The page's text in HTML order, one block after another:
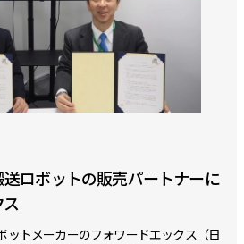
ロボットの販売パートナーに
ットメーカーのフォワードエックス（日